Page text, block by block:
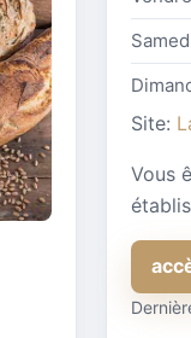
Site:
Vous